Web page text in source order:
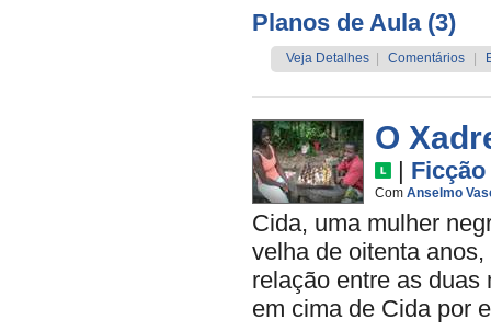
Planos de Aula (3)
Veja Detalhes Comentários
O
| Ficção
Com Anselmo
Cida, uma mulher
velha de oitenta
relação entre as duas
em cima de Cida por